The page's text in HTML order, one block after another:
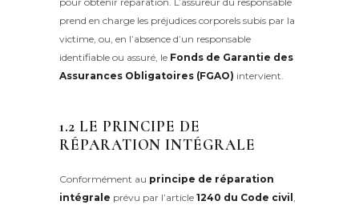
prend en charge les préjudices corporels subis par la
victime, ou, en l’absence d’un responsable
identifiable ou assuré, le Fonds de Garantie des
Assurances Obligatoires (FGAO) intervient.
1.2 LE PRINCIPE DE
RÉPARATION INTÉGRALE
Conformément au principe de réparation
intégrale prévu par l’article 1240 du Code civil ,